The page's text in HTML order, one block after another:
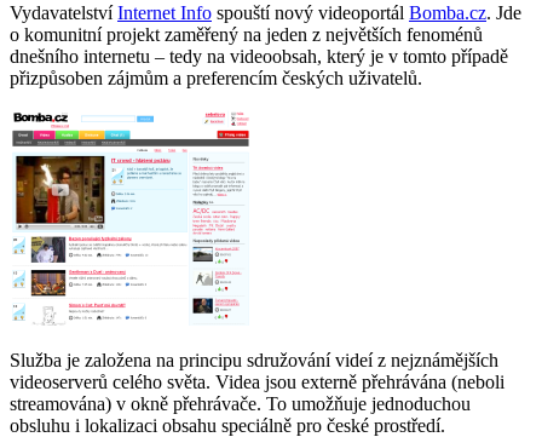
VydavatelstvíInternet Info spouští nový videoportál Bomba.cz. Jde
o komunitní projekt zaměřený na jeden z největších fenoménů
dnešního internetu – tedy na videoobsah, který je v tomto případě
přizpůsoben zájmům a preferencím českých uživatelů.
Služba je založena na principu sdružování videí z nejznámějších
videoserverů celého světa. Videa jsou externě přehrávána (neboli
streamována) v okně přehrávače. To umožňuje jednoduchou
obsluhu i lokalizaci obsahu speciálně pro české prostředí.